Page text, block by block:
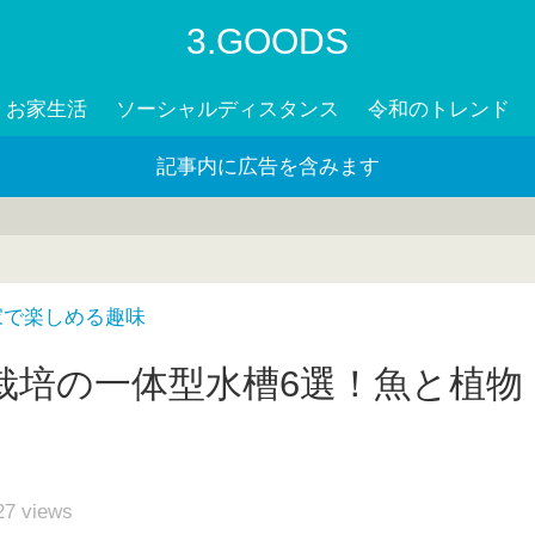
3.GOODS
お家生活 ソーシャルディスタンス 令和のトレンド
記事内に広告を含みます
楽しめる趣味
の一体型水槽6選！魚と植物
views